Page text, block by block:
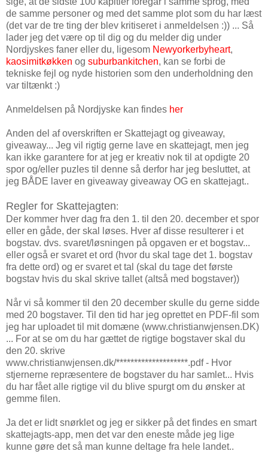
de samme personer og med det samme plot som du har læst
(det var de tre ting der blev kritiseret i anmeldelsen :)) ... Så
lader jeg det være op til dig og du melder dig under
Nordjyskes faner eller du, ligesom Newyorkerbyheart,
kaosimitkøkken og suburbankitchen, kan se forbi de
tekniske fejl og nyde historien som den underholdning den
var tiltænkt :)
Anmeldelsen på Nordjyske kan findes her
Anden del af overskriften er Skattejagt og giveaway,
giveaway... Jeg vil rigtig gerne lave en skattejagt, men jeg
kan ikke garantere for at jeg er kreativ nok til at opdigte 20
spor og/eller puzles til denne så derfor har jeg besluttet, at
jeg BÅDE laver en giveaway giveaway OG en skattejagt..
Regler for Skattejagten:
Der kommer hver dag fra den 1. til den 20. december et spor
eller en gåde, der skal løses. Hver af disse resulterer i et
bogstav. dvs. svaret/løsningen på opgaven er et bogstav...
eller også er svaret et ord (hvor du skal tage det 1. bogstav
fra dette ord) og er svaret et tal (skal du tage det første
bogstav hvis du skal skrive tallet (altså med bogstaver))
Når vi så kommer til den 20 december skulle du gerne sidde
med 20 bogstaver. Til den tid har jeg oprettet en PDF-fil som
jeg har uploadet til mit domæne (www.christianwjensen.DK)
... For at se om du har gættet de rigtige bogstaver skal du
den 20. skrive
www.christianwjensen.dk/********************.pdf - Hvor
stjernerne repræsentere de bogstaver du har samlet... Hvis
du har fået alle rigtige vil du blive spurgt om du ønsker at
gemme filen.
Ja det er lidt snørklet og jeg er sikker på det findes en smart
skattejagts-app, men det var den eneste måde jeg lige
kunne gøre det så man kunne deltage fra hele landet..